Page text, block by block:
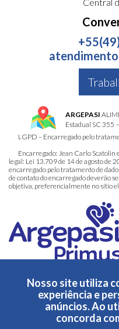
ARGEPASI
Estadual SC 355
LGPD – Encarregado pelo
Encarregado: Jean Carlo Scatolin
legal: Lei 13.709 de 14 de agosto de
encarregado pelo tratamento de
de contato do encarregado deverão
objetiva, preferencialmente no sítio
Feito com ❤️ pela
Termos de usoe
Nosso site utiliza
experiência e
anúncios. Ao
concorda